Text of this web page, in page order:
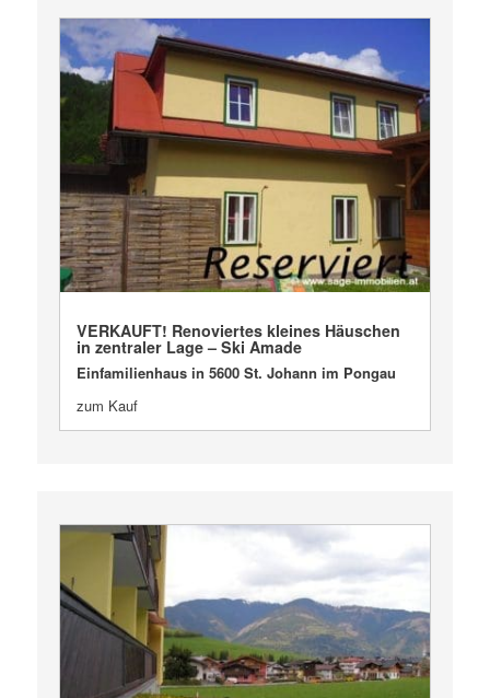
VERKAUFT! Renoviertes kleines Häuschen
in zentraler Lage – Ski Amade
Einfamilienhaus in 5600 St. Johann im Pongau
zum Kauf